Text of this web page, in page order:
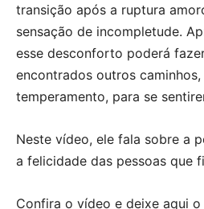
transição após a ruptura
sensação de incompletude.
esse desconforto poderá
encontrados outros
temperamento, para se
Neste vídeo, ele fala sobre a
a felicidade das pessoas que
Confira o vídeo e deixe aqui